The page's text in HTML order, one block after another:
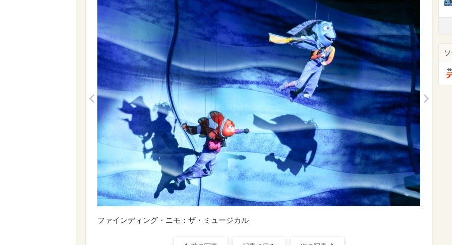
ファインディング・ニモ：ザ・ミュージカル